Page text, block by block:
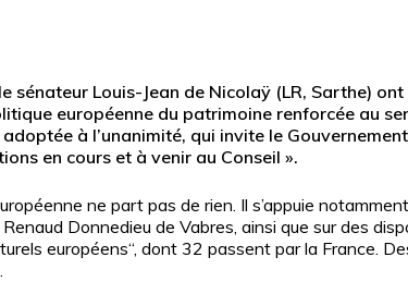
sénateur Louis-Jean de Nicolaÿ (LR, Sarthe)
européenne du patrimoine renforcée au
à l’unanimité, qui invite le
en cours et à venir au Conseil ».
ne part pas de rien. Il s’appuie
Donnedieu de Vabres, ainsi que sur des
européens“, dont 32 passent par la France.